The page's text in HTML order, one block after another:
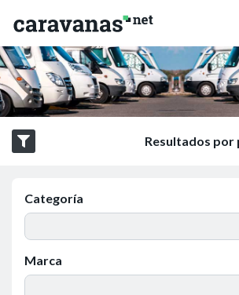
Resultados por
Categoría
Marca